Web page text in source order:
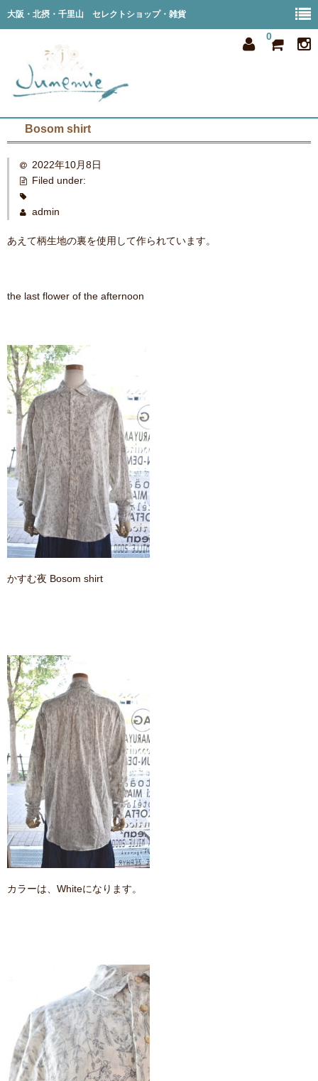
大阪・北摂・千里山 セレクトショップ・雑貨
0
all item
member
contact
Bosom shirt
2022年10月8日
Filed under:
admin
あえて柄生地の裏を使用して作られています。
the last flower of the afternoon
かすむ夜 Bosom shirt
カラーは、Whiteになります。